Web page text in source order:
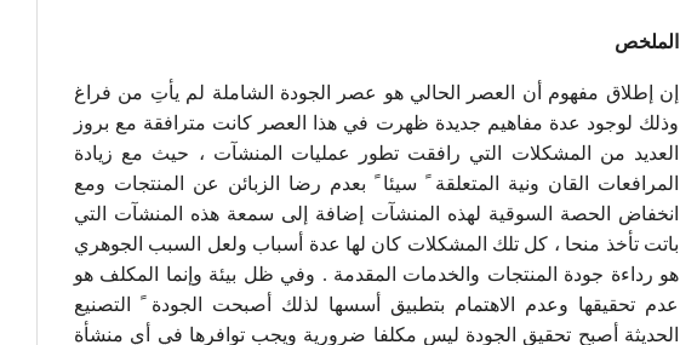
الملخص
إن إطلاق مفهوم أن العصر الحالي هو عصر الجودة الشاملة لم يأتِ من فراغ
وذلك لوجود عدة مفاهيم جديدة ظهرت في هذا العصر كانت مترافقة مع بروز
العديد من المشكلات التي رافقت تطور عمليات المنشآت ، حيث مع زيادة
المرافعات القان ونية المتعلقة ً سيئا ً بعدم رضا الزبائن عن المنتجات ومع
انخفاض الحصة السوقية لهذه المنشآت إضافة إلى سمعة هذه المنشآت التي
باتت تأخذ منحا ، كل تلك المشكلات كان لها عدة أسباب ولعل السبب الجوهري
هو رداءة جودة المنتجات والخدمات المقدمة . وفي ظل بيئة وإنما المكلف هو
عدم تحقيقها وعدم الاهتمام بتطبيق أسسها لذلك أصبحت الجودة ً التصنيع
الحديثة أصبح تحقيق الجودة ليس مكلفا ضرورية ويجب توافرها في أي منشأة